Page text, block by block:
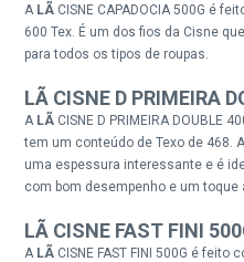
A LÃ CISNE CAPADOCIA 500G é
600 Tex. É um dos fios da Cisne
para todos os tipos de roupas.
LÃ CISNE D PRIMEIRA
A LÃ CISNE D PRIMEIRA DOUBLE
tem um conteúdo de Texo de 468.
uma espessura interessante e é
com bom desempenho e um toque
LÃ CISNE FAST FINI
A LÃ CISNE FAST FINI 500G é